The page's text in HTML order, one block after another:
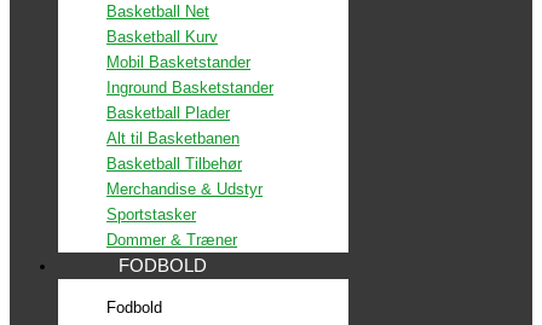
Basketball Net
Basketball Kurv
Mobil Basketstander
Inground Basketstander
Basketball Plader
Alt til Basketbanen
Basketball Tilbehør
Merchandise & Udstyr
Sportstasker
Dommer & Træner
FODBOLD
Fodbold